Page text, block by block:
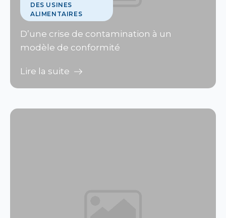
DES USINES
ALIMENTAIRES
D’une crise de contamination à un
modèle de conformité
Lire la suite